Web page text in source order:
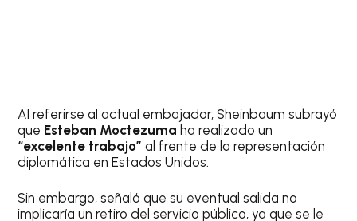
Al referirse al actual embajador, Sheinbaum subrayó
que Esteban Moctezuma ha realizado un
“excelente trabajo” al frente de la representación
diplomática en Estados Unidos.
Sin embargo, señaló que su eventual salida no
implicaría un retiro del servicio público, ya que se le